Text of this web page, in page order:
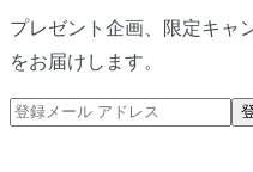
プレゼント企画、限定キャ
をお届けします。